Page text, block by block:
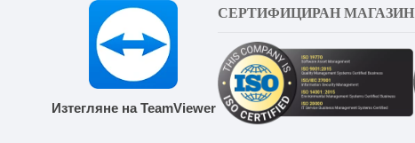
Изтегляне на TeamViewer
СЕРТИФИЦИРАН МАГАЗИН